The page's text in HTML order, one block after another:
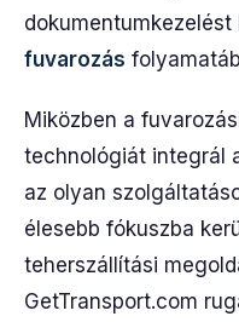
fuvarozás
Miközben a
technológiát integrál
az olyan
élesebb fókuszba
teherszállítási
GetTransport.com